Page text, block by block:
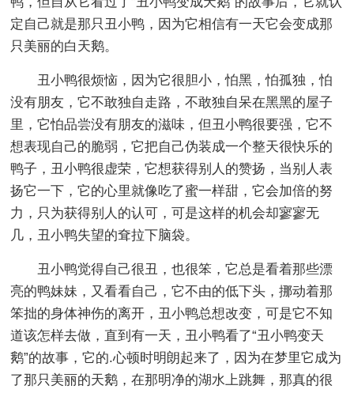
定自己就是那只丑小鸭，因为它相信有一天它会变成那
只美丽的白天鹅。
丑小鸭很烦恼，因为它很胆小，怕黑，怕孤独，怕
没有朋友，它不敢独自走路，不敢独自呆在黑黑的屋子
里，它怕品尝没有朋友的滋味，但丑小鸭很要强，它不
想表现自己的脆弱，它把自己伪装成一个整天很快乐的
鸭子，丑小鸭很虚荣，它想获得别人的赞扬，当别人表
扬它一下，它的心里就像吃了蜜一样甜，它会加倍的努
力，只为获得别人的认可，可是这样的机会却寥寥无
几，丑小鸭失望的耷拉下脑袋。
丑小鸭觉得自己很丑，也很笨，它总是看着那些漂
亮的鸭妹妹，又看看自己，它不由的低下头，挪动着那
笨拙的身体神伤的离开，丑小鸭总想改变，可是它不知
道该怎样去做，直到有一天，丑小鸭看了“丑小鸭变天
鹅”的故事，它的.心顿时明朗起来了，因为在梦里它成为
了那只美丽的天鹅，在那明净的湖水上跳舞，那真的很